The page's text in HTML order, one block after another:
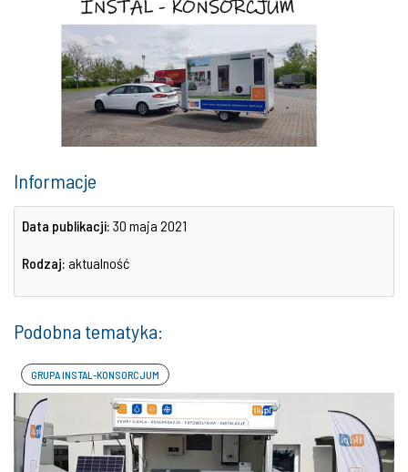
Informacje
Data publikacji: 30 maja 2021
Rodzaj: aktualność
Podobna tematyka:
GRUPA INSTAL-KONSORCJUM